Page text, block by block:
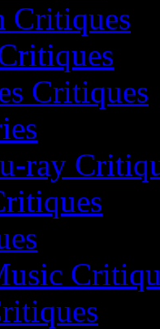
Critiques
Critiques
ray